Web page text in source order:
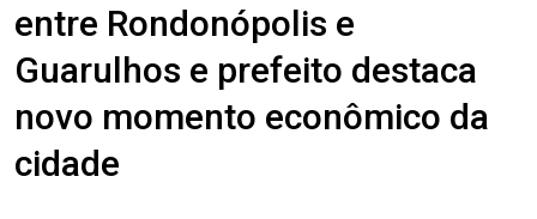
entre Rondonópolis e
Guarulhos e prefeito destaca
novo momento econômico da
cidade